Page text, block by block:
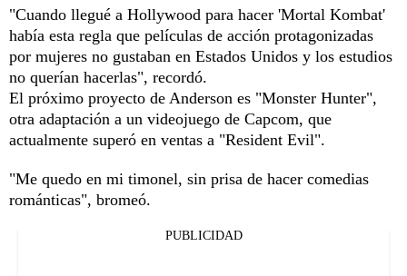
"Cuando llegué a Hollywood para hacer 'Mortal Kombat'
había esta regla que películas de acción protagonizadas
por mujeres no gustaban en Estados Unidos y los estudios
no querían hacerlas", recordó.
El próximo proyecto de Anderson es "Monster Hunter",
otra adaptación a un videojuego de Capcom, que
actualmente superó en ventas a "Resident Evil".
"Me quedo en mi timonel, sin prisa de hacer comedias
románticas", bromeó.
PUBLICIDAD